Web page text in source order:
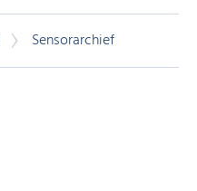
Sensorarchief